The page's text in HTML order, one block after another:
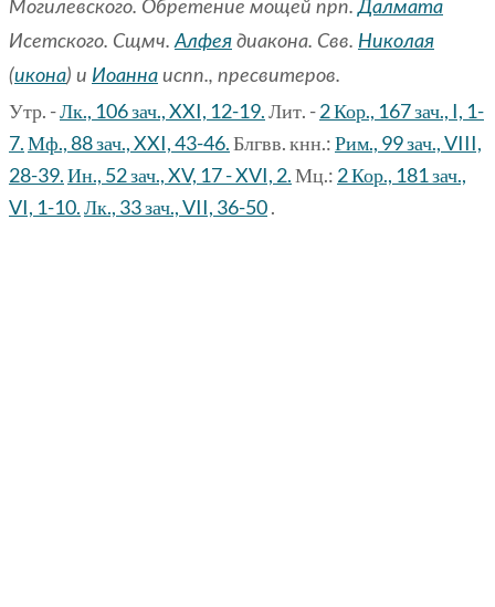
Могилевского. Обретение мощей прп.Далмата
Исетского. Сщмч.Алфея диакона. Свв. Николая
(икона) и Иоанна испп., пресвитеров.
Утр. -Лк., 106 зач., XXI, 12-19.Лит. -2 Кор., 167 зач., I, 1-
7.Мф., 88 зач., XXI, 43-46.Блгвв. кнн.:Рим., 99 зач., VIII,
28-39.Ин., 52 зач., XV, 17 - XVI, 2.Мц.: 2 Кор., 181 зач.,
VI, 1-10.Лк., 33 зач., VII, 36-50.